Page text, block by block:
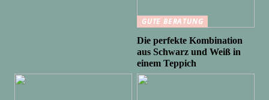
GUTE BERATUNG
Die perfekte Kombination
aus Schwarz und Weiß in
einem Teppich